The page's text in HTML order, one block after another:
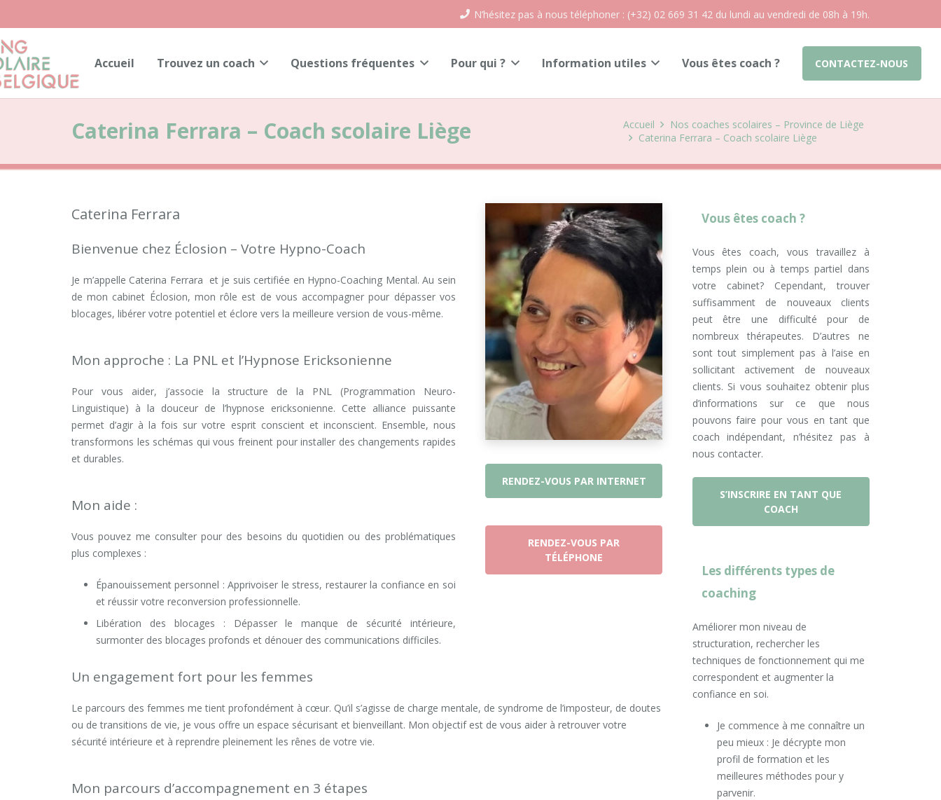
N’hésitez pas à nous téléphoner : (+32) 02 669 31 42 du lundi au vendredi de 08h à 19h.
Accueil Trouvez un coach Questions fréquentes Pour qui ? Information utiles Vous êtes coach ? CONTACTEZ-NOUS
Caterina Ferrara – Coach scolaire Liège Accueil
Nos coaches scolaires – Province de Liège
Caterina Ferrara – Coach scolaire Liège
Caterina Ferrara
Bienvenue chez Éclosion – Votre Hypno-Coach
Je m’appelle Caterina Ferrara et je suis certifiée en Hypno-Coaching Mental. Au sein
de mon cabinet Éclosion, mon rôle est de vous accompagner pour dépasser vos
blocages, libérer votre potentiel et éclore vers la meilleure version de vous-même.
Mon approche : La PNL et l’Hypnose Ericksonienne
Pour vous aider, j’associe la structure de la PNL (Programmation Neuro-
Linguistique) à la douceur de l’hypnose ericksonienne. Cette alliance puissante
permet d’agir à la fois sur votre esprit conscient et inconscient. Ensemble, nous
transformons les schémas qui vous freinent pour installer des changements rapides
et durables.
Mon aide :
Vous pouvez me consulter pour des besoins du quotidien ou des problématiques
plus complexes :
Épanouissement personnel : Apprivoiser le stress, restaurer la confiance en soi
et réussir votre reconversion professionnelle.
Libération des blocages : Dépasser le manque de sécurité intérieure,
surmonter des blocages profonds et dénouer des communications difficiles.
RENDEZ-VOUS PAR INTERNET
RENDEZ-VOUS PAR
TÉLÉPHONE
Un engagement fort pour les femmes
Le parcours des femmes me tient profondément à cœur. Qu’il s’agisse de charge mentale, de syndrome de l’imposteur, de doutes
ou de transitions de vie, je vous offre un espace sécurisant et bienveillant. Mon objectif est de vous aider à retrouver votre
sécurité intérieure et à reprendre pleinement les rênes de votre vie.
Mon parcours d’accompagnement en 3 étapes
Vous êtes coach ?
Vous êtes coach, vous travaillez à
temps plein ou à temps partiel dans
votre cabinet? Cependant, trouver
suffisamment de nouveaux clients
peut être une difficulté pour de
nombreux thérapeutes. D’autres ne
sont tout simplement pas à l’aise en
sollicitant activement de nouveaux
clients. Si vous souhaitez obtenir plus
d’informations sur ce que nous
pouvons faire pour vous en tant que
coach indépendant, n’hésitez pas à
nous contacter.
S’INSCRIRE EN TANT QUE
COACH
Les différents types de
coaching
Améliorer mon niveau de
structuration, rechercher les
techniques de fonctionnement qui me
correspondent et augmenter la
confiance en soi.
Je commence à me connaître un
peu mieux : Je décrypte mon
profil de formation et les
meilleures méthodes pour y
parvenir.